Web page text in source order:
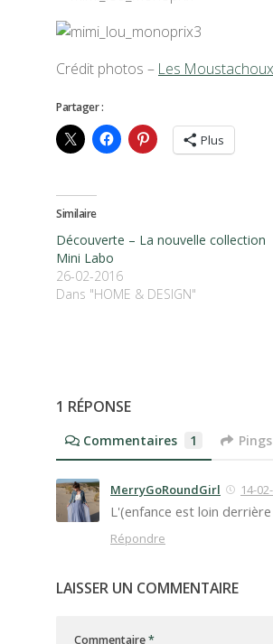
Crédit photos – Les Moustachoux
Partager :
Plus
Similaire
Découverte – La nouvelle collection
Mini Labo
26-02-2016
Dans "HOME & DESIGN"
1 RÉPONSE
Commentaires 1 Pings
MerryGoRoundGirl 14-
L'(enfance est loin
Répondre
LAISSER UN COMMENTAIRE
Commentaire*